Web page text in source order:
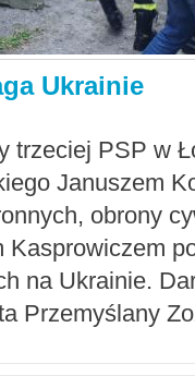
Ukrainie
trzeciej PSP w
Januszem
obrony
na Ukrainie.
Przemyślany